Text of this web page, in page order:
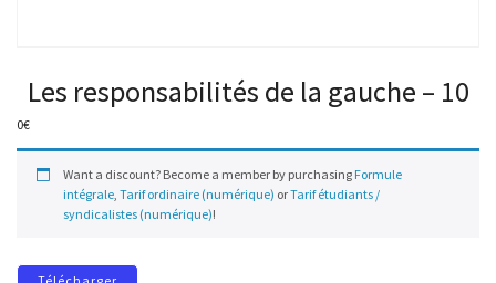
Les responsabilités de la gauche – 10
0€
Want a discount? Become a member by purchasing Formule
intégrale, Tarif ordinaire (numérique) orTarif étudiants /
syndicalistes (numérique)!